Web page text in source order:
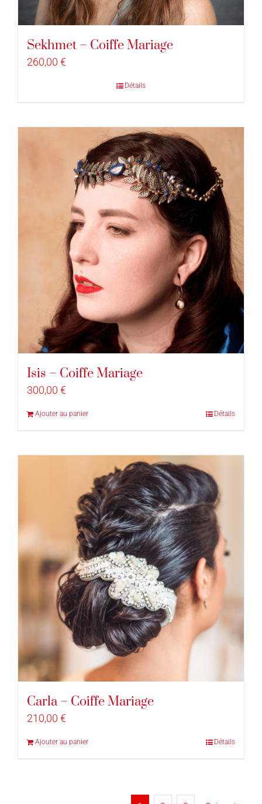
Sekhmet – Coiffe Mariage
260,00 €
Détails
Isis – Coiffe Mariage
300,00 €
Ajouter au panier Détails
Carla – Coiffe Mariage
210,00 €
Ajouter au panier Détails